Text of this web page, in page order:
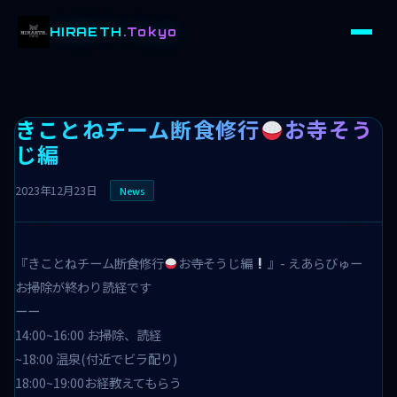
HIRAETH .Tokyo
きことねチーム断食修行
お寺そう
じ編
2023年12月23日 News
『きことねチーム断食修行 お寺そうじ編
』- えあらびゅー
お掃除が終わり読経です
ーー
14:00~16:00 お掃除、読経
~18:00 温泉(付近でビラ配り)
18:00~19:00お経教えてもらう